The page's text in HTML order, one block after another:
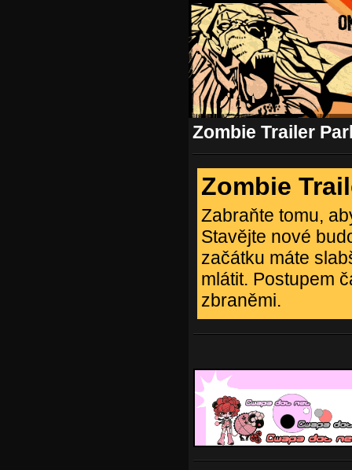
Zombie Trailer
Zombie
Zabraňte tomu,
Stavějte nové
začátku máte
mlátit. Postupem
zbraněmi.